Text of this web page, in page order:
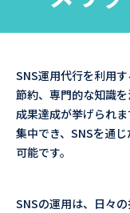
SNS運用代行を利用
節約、専門的な知識
成果達成が挙げられ
集中でき、SNSを通
可能です。
SNSの運用は、日々